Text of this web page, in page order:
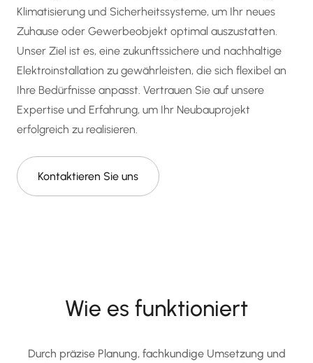
Klimatisierung und Sicherheitssysteme, um Ihr neues
Zuhause oder Gewerbeobjekt optimal auszustatten.
Unser Ziel ist es, eine zukunftssichere und nachhaltige
Elektroinstallation zu gewährleisten, die sich flexibel an
Ihre Bedürfnisse anpasst. Vertrauen Sie auf unsere
Expertise und Erfahrung, um Ihr Neubauprojekt
erfolgreich zu realisieren.
Kontaktieren Sie uns
Wie es funktioniert
Durch präzise Planung, fachkundige Umsetzung und